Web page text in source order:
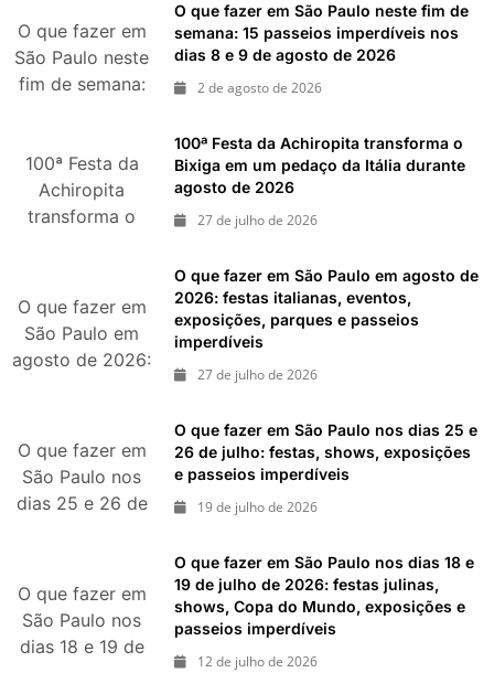
atrações para o
Dia dos Pais
O que fazer em
São Paulo neste
fim de semana:
dias 8 e 9 de
agosto de 2026
O que fazer em São Paulo neste fim de
semana: 15 passeios imperdíveis nos
dias 8 e 9 de agosto de 2026
2 de agosto de 2026
100ª Festa da
Achiropita
transforma o
durante agosto
de 2026
100ª Festa da Achiropita transforma o
Bixiga em um pedaço da Itália durante
agosto de 2026
27 de julho de 2026
O que fazer em
São Paulo em
agosto de 2026:
exposições,
parques e
passeios
imperdíveis
O que fazer em São Paulo em agosto de
2026: festas italianas, eventos,
exposições, parques e passeios
imperdíveis
27 de julho de 2026
O que fazer em
São Paulo nos
dias 25 e 26 de
exposições e
passeios
imperdíveis
O que fazer em São Paulo nos dias 25 e
26 de julho: festas, shows, exposições
e passeios imperdíveis
19 de julho de 2026
O que fazer em
São Paulo nos
dias 18 e 19 de
O que fazer em São Paulo nos dias 18 e
19 de julho de 2026: festas julinas,
shows, Copa do Mundo, exposições e
passeios imperdíveis
12 de julho de 2026